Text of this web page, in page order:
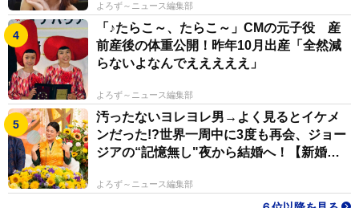
よろず～ニュース編集部
「♪たらこ～、たらこ～」CMの元子役 産
前産後の体重公開！昨年10月出産「全然減
らないよなんでえええええ」
よろず～ニュース編集部
汚ったないヨレヨレ男→よく見るとイケメ
ンだった!?世界一周中に3度も再会、ジョー
ジアの“記憶無し"夜から結婚へ！【新婚さ
よろず～ニュース編集部